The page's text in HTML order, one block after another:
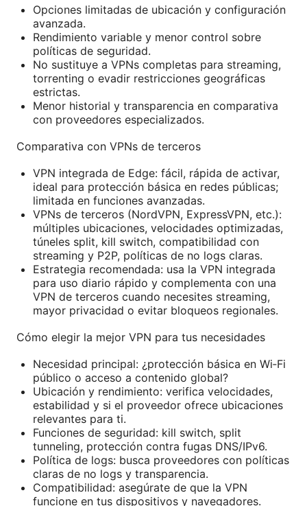
Opciones limitadas de ubicación y configuración
avanzada.
Rendimiento variable y menor control sobre
políticas de seguridad.
No sustituye a VPNs completas para streaming,
torrenting o evadir restricciones geográficas
estrictas.
Menor historial y transparencia en comparativa
con proveedores especializados.
Comparativa con VPNs de terceros
VPN integrada de Edge: fácil, rápida de activar,
ideal para protección básica en redes públicas;
limitada en funciones avanzadas.
VPNs de terceros (NordVPN, ExpressVPN, etc.):
múltiples ubicaciones, velocidades optimizadas,
túneles split, kill switch, compatibilidad con
streaming y P2P, políticas de no logs claras.
Estrategia recomendada: usa la VPN integrada
para uso diario rápido y complementa con una
VPN de terceros cuando necesites streaming,
mayor privacidad o evitar bloqueos regionales.
Cómo elegir la mejor VPN para tus necesidades
Necesidad principal: ¿protección básica en Wi‑Fi
público o acceso a contenido global?
Ubicación y rendimiento: verifica velocidades,
estabilidad y si el proveedor ofrece ubicaciones
relevantes para ti.
Funciones de seguridad: kill switch, split
tunneling, protección contra fugas DNS/IPv6.
Política de logs: busca proveedores con políticas
claras de no logs y transparencia.
Compatibilidad: asegúrate de que la VPN
funcione en tus dispositivos y navegadores.